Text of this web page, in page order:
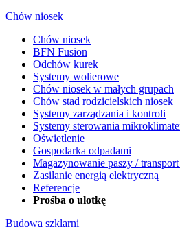
Chów niosek
Chów niosek
BFN Fusion
Odchów kurek
Systemy wolierowe
Chów niosek w małych grupach
Chów stad rodzicielskich niosek
Systemy zarządzania i kontroli
Systemy sterowania
Oświetlenie
Gospodarka odpadami
Magazynowanie paszy /
Zasilanie energią elektryczną
Referencje
Prośba o ulotkę
Budowa szklarni